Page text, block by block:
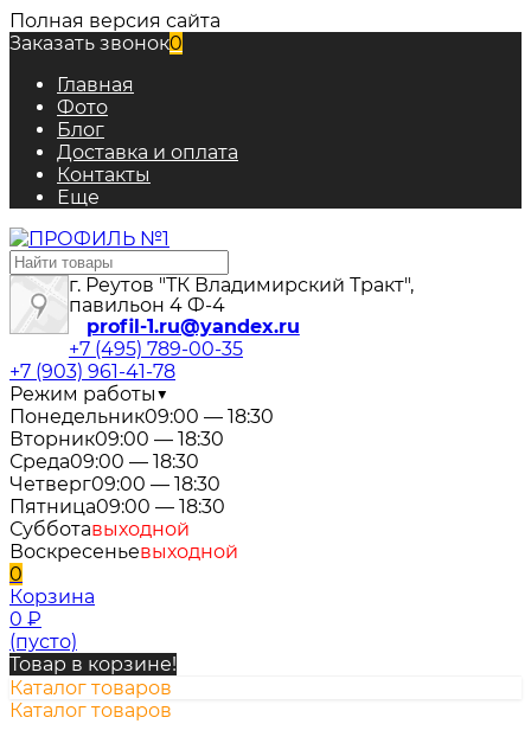
Полная версия сайта
Заказать звонок0
Главная
Фото
Блог
Доставка и оплата
Контакты
Еще
г. Реутов "ТК Владимирский Тракт",
павильон 4 Ф-4
profil-1.ru@yandex.ru
+7 (495) 789-00-35
+7 (903) 961-41-78
Режим работы▼
Понедельник09:00 — 18:30
Вторник09:00 — 18:30
Среда09:00 — 18:30
Четверг09:00 — 18:30
Пятница09:00 — 18:30
Субботавыходной
Воскресеньевыходной
0
Корзина
0 ₽
(пусто)
Товар в корзине!
Каталог товаров
Каталог товаров